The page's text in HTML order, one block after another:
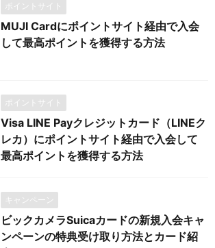
ポイントサイト
MUJI Cardにポイントサイト経由で入会
して最高ポイントを獲得する方法
ポイントサイト
Visa LINE Payクレジットカード（LINEク
レカ）にポイントサイト経由で入会して
最高ポイントを獲得する方法
キャンペーン
ビックカメラSuicaカードの新規入会キャ
ンペーンの特典受け取り方法とカード紹